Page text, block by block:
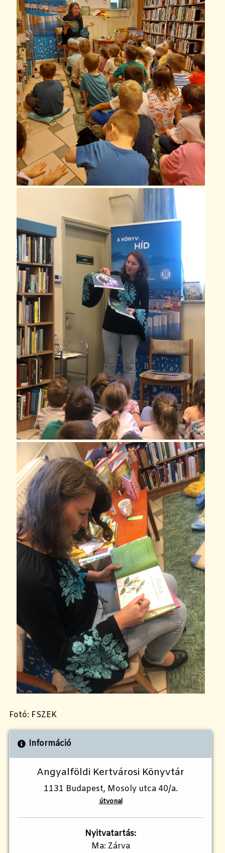
Fotó: FSZEK
Információ
Angyalföldi Kertvárosi Könyvtár
1131 Budapest, Mosoly utca 40/a.
útvonal
Nyitvatartás:
Ma: Zárva